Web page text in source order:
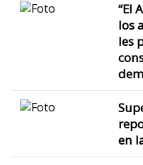
“El
los
les
en